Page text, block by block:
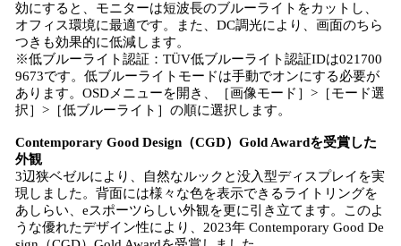
効にすると、モニターは短波長のブルーライトをカットし、
オフィス環境に最適です。また、DC調光により、画面のちら
つきも効果的に低減します。
※低ブルーライト認証：TÜV低ブルーライト認証IDは021700
9673です。低ブルーライトモードは手動でオンにする必要が
あります。OSDメニューを開き、［画像モード］>［モード選
択］>［低ブルーライト］の順に選択します。
Contemporary Good Design（CGD）Gold Awardを受賞した
外観
3辺狭ベゼルにより、自然なルックと没入型ディスプレイを実
現しました。背面には様々な色を表示できるライトリングを
あしらい、eスポーツらしい外観を更に引き立てます。このよ
うな優れたデザイン性により、2023年 Contemporary Good De